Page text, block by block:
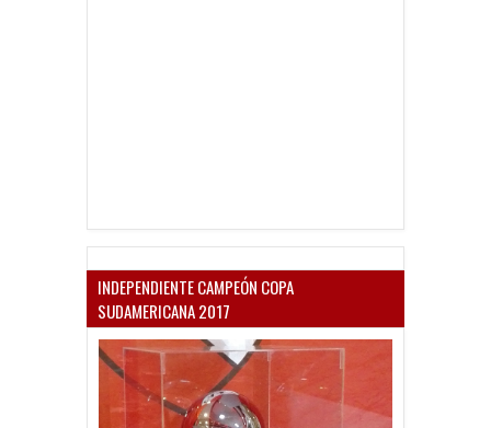
INDEPENDIENTE CAMPEÓN COPA
SUDAMERICANA 2017